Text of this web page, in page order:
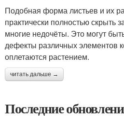
Подобная форма листьев и их
практически полностью скрыть
многие недочёты. Это могут
дефекты различных элементов
оплетаются растением.
читать дальше →
Последние